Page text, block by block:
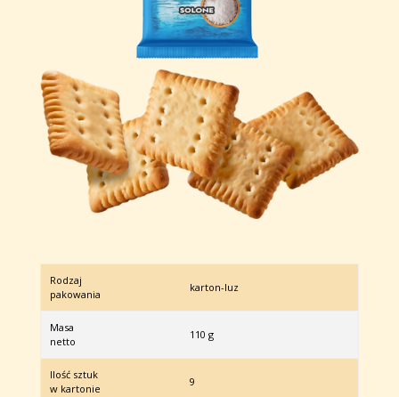
Rodzaj
pakowania
karton-luz
Masa
netto
110 g
Ilość sztuk
w kartonie
9